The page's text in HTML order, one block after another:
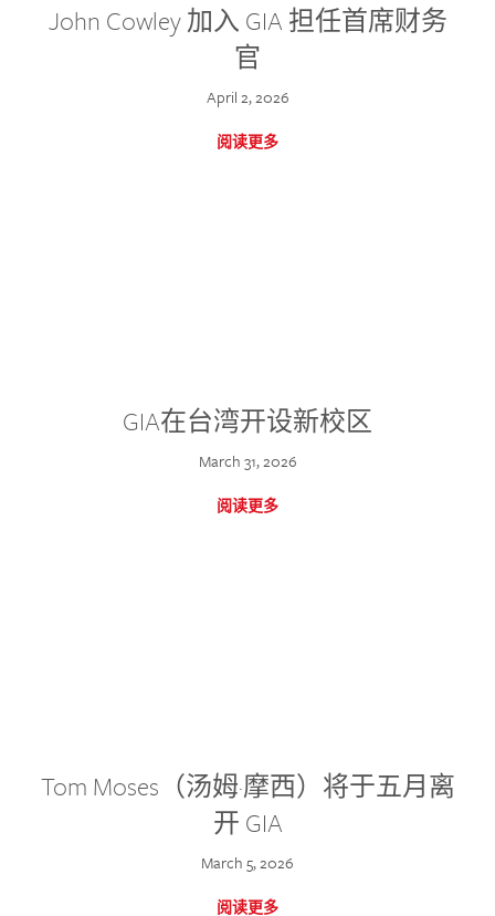
John Cowley 加入 GIA 担任首席财务
官
April 2, 2026
阅读更多
GIA在台湾开设新校区
March 31, 2026
阅读更多
Tom Moses（汤姆·摩西）将于五月离
开 GIA
March 5, 2026
阅读更多